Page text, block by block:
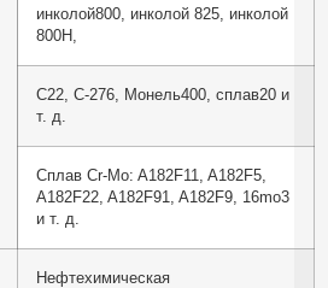
инколой800, инколой 825, инколой
800H,
C22, C-276, Монель400, сплав20 и
т. д.
Сплав Cr-Mo: A182F11, A182F5,
A182F22, A182F91, A182F9, 16mo3
и т. д.
Нефтехимическая